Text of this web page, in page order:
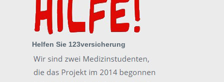
Helfen Sie 123versicherung